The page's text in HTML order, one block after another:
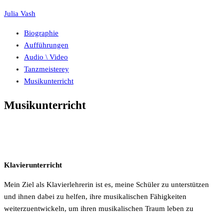
Julia Vash
Biographie
Aufführungen
Audio \ Video
Tanzmeisterey
Musikunterricht
Musikunterricht
Klavierunterricht
Mein Ziel als Klavierlehrerin ist es, meine Schüler zu unterstützen
und ihnen dabei zu helfen, ihre musikalischen Fähigkeiten
weiterzuentwickeln, um ihren musikalischen Traum leben zu